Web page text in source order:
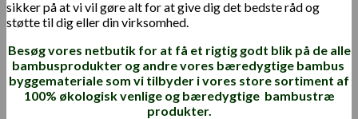
sikker på at vi vil gøre alt for at give dig det bedste råd og
støtte til dig eller din virksomhed.
Besøg vores netbutik for at få et rigtig godt blik på de alle
bambusprodukter og andre vores bæredygtige bambus
byggemateriale som vi tilbyder i vores store sortiment af
100% økologisk venligeog bæredygtigebambustræ
produkter.